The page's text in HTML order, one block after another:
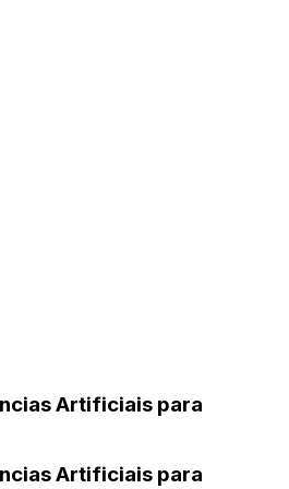
Artificiais para
Artificiais para